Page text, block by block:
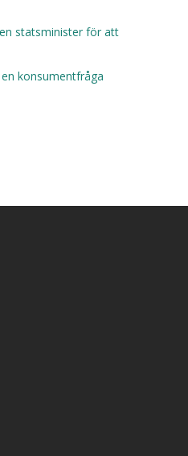
statsminister för att
konsumentfråga